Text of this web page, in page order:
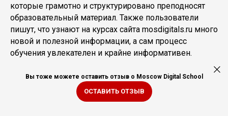
которые грамотно и структурировано преподносят
образовательный материал. Также пользователи
пишут, что узнают на курсах сайта mosdigitals.ru много
новой и полезной информации, а сам процесс
обучения увлекателен и крайне информативен.
Вы тоже можете оставить отзыв о Moscow Digital School
ОСТАВИТЬ ОТЗЫВ